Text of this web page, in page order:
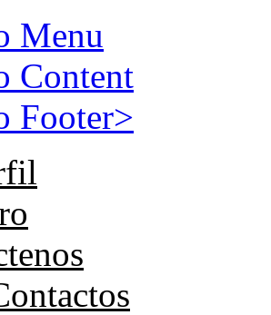
Menu
Content
Footer>